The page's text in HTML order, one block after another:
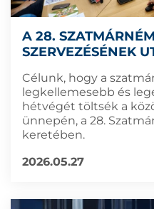
A 28.
SZERVEZÉSÉNEK
Célunk, hogy a
legkellemesebb és
hétvégét töltsék a
ünnepén, a 28.
keretében.
2026.05.27